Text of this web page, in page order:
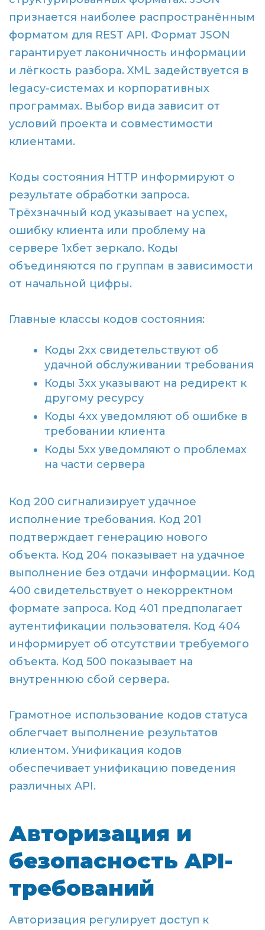
признается наиболее распространённым
форматом для REST API. Формат JSON
гарантирует лаконичность информации
и лёгкость разбора. XML задействуется в
legacy-системах и корпоративных
программах. Выбор вида зависит от
условий проекта и совместимости
клиентами.
Коды состояния HTTP информируют о
результате обработки запроса.
Трёхзначный код указывает на успех,
ошибку клиента или проблему на
сервере 1хбет зеркало. Коды
объединяются по группам в зависимости
от начальной цифры.
Главные классы кодов состояния:
Коды 2xx свидетельствуют об
удачной обслуживании требования
Коды 3xx указывают на редирект к
другому ресурсу
Коды 4xx уведомляют об ошибке в
требовании клиента
Коды 5xx уведомляют о проблемах
на части сервера
Код 200 сигнализирует удачное
исполнение требования. Код 201
подтверждает генерацию нового
объекта. Код 204 показывает на удачное
выполнение без отдачи информации. Код
400 свидетельствует о некорректном
формате запроса. Код 401 предполагает
аутентификации пользователя. Код 404
информирует об отсутствии требуемого
объекта. Код 500 показывает на
внутреннюю сбой сервера.
Грамотное использование кодов статуса
облегчает выполнение результатов
клиентом. Унификация кодов
обеспечивает унификацию поведения
различных API.
Авторизация и
безопасность API-
требований
Авторизация регулирует доступ к